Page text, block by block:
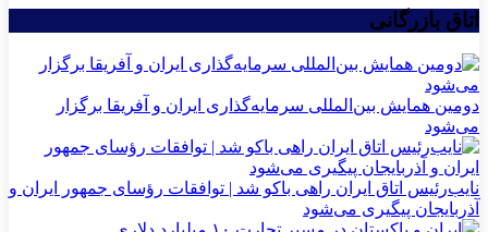
اتاق بازرگانی
دومین همایش بین‌المللی سرمایه‌گذاری ایران و آفریقا برگزار
می‌شود
نایب‌رئیس اتاق ایران راهی باکو شد | توافقات رؤسای جمهور ایران و
آذربایجان پیگیری می‌شود